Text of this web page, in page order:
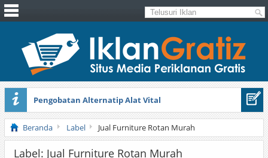
Pengobatan Alternatip Alat Vital
Pita Cantik Pesona
Beranda Label Jual Furniture Rotan Murah
Label: Jual Furniture Rotan Murah